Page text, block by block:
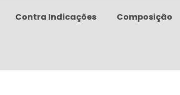
Contra Indicações Composição